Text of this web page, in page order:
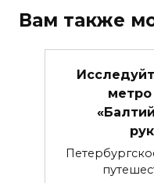
Вам также
метро